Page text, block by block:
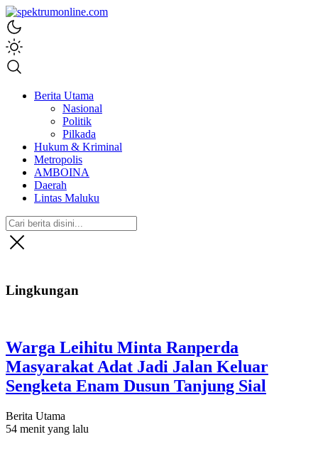
spektrumonline.com
Berita Utama
Nasional
Politik
Pilkada
Hukum & Kriminal
Metropolis
AMBOINA
Daerah
Lintas Maluku
Lingkungan
Warga Leihitu Minta Ranperda
Masyarakat Adat Jadi Jalan Keluar
Sengketa Enam Dusun Tanjung Sial
Berita Utama
54 menit yang lalu